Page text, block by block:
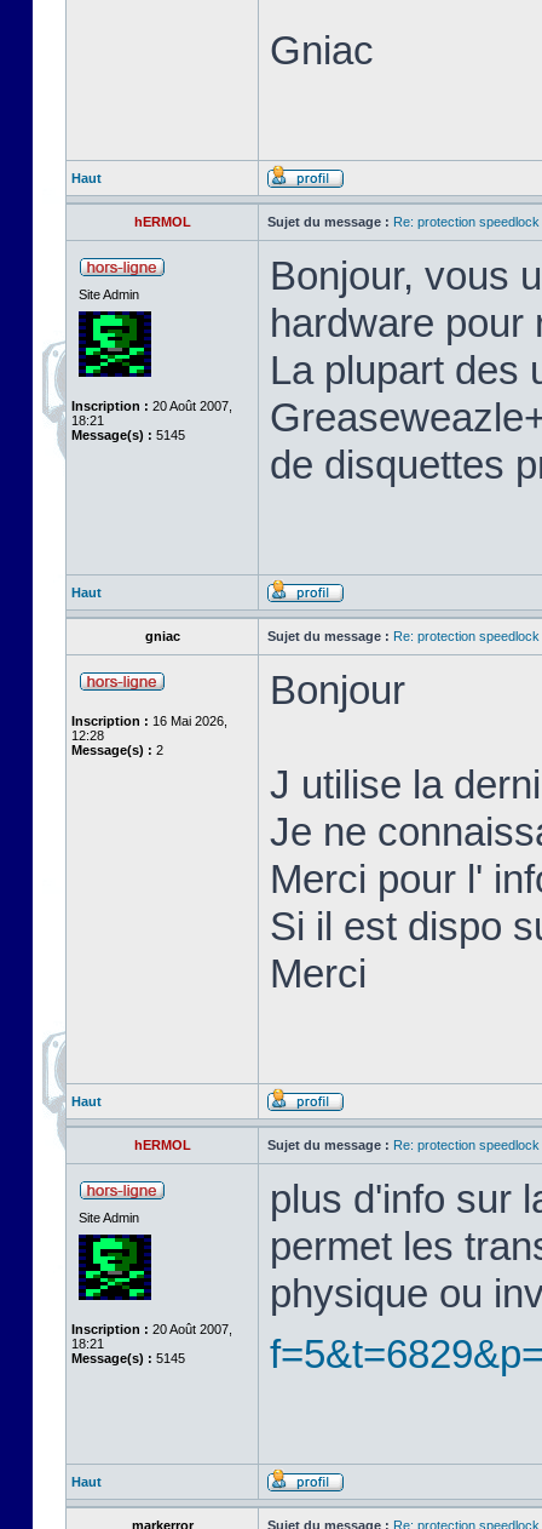
Gniac
Haut
hERMOL Sujet du message : Re: protection
Site Admin
Inscription : 20 Août 2007,
18:21
Message(s) : 5145
Bonjour, vous
hardware pour
La plupart des
de disquettes
Haut
gniac Sujet du message : Re: protection
Inscription : 16 Mai 2026,
12:28
Message(s) : 2
Bonjour
J utilise la
Je ne
Merci pour l'
Si il est dispo
Merci
Haut
hERMOL Sujet du message : Re: protection
Site Admin
Inscription : 20 Août 2007,
18:21
Message(s) : 5145
plus d'info sur
permet les
physique ou
Haut
markerror Sujet du message : Re: protection